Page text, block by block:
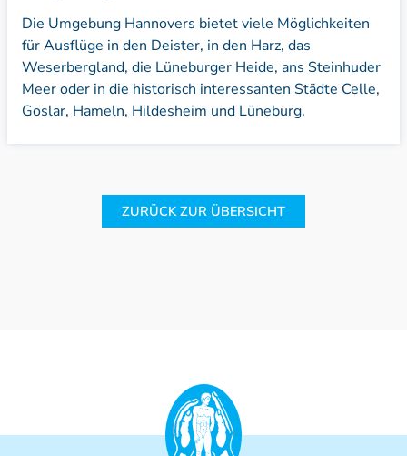
Die Umgebung Hannovers bietet viele Möglichkeiten
für Ausflüge in den Deister, in den Harz, das
Weserbergland, die Lüneburger Heide, ans Steinhuder
Meer oder in die historisch interessanten Städte Celle,
Goslar, Hameln, Hildesheim und Lüneburg.
ZURÜCK ZUR ÜBERSICHT